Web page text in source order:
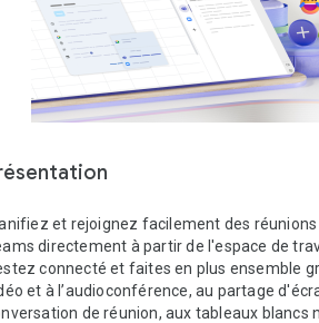
et rejoignez facilement des
directement à partir de l'espace de
connecté et faites en plus ensemble
et à l’audioconférence, au partage
de réunion, aux tableaux blancs